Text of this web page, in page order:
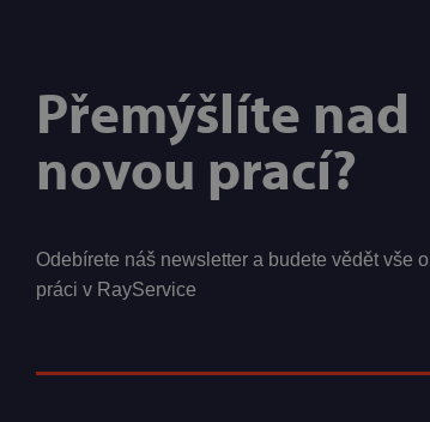
Přemýšlíte nad
novou prací?
Odebírete náš newsletter a budete vědět vše o
práci v RayService